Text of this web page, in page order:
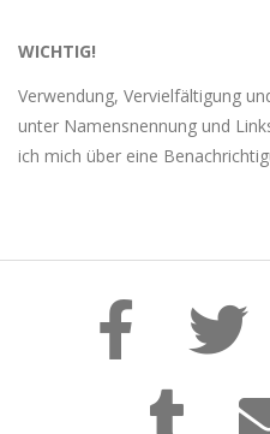
WICHTIG!
Verwendung, Vervielfältigung
unter Namensnennung und
ich mich über eine